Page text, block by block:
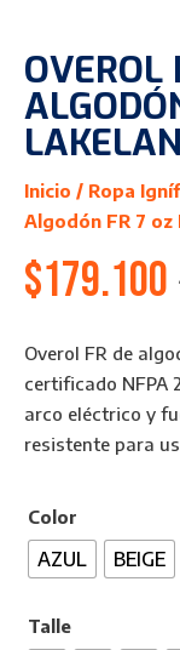
OVEROL
Inicio / Ropa
Algodón FR 7 oz
$179.100
Overol FR de
certificado NFPA
arco eléctrico y
resistente para
Color
AZUL BEIGE
Talle